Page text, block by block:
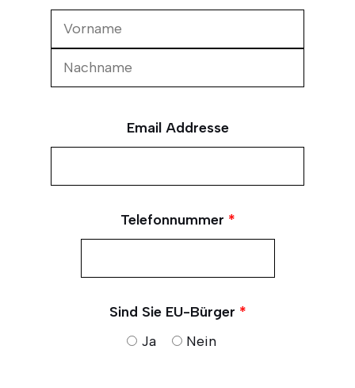
Email Addres­se
Tele­fon­num­mer *
Sind Sie EU-Bür­ger *
Ja
Nein